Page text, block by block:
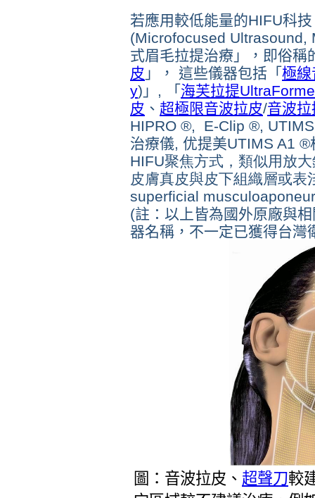
若應用較低能量的HIFU科
(Microfocused Ultrasound,
式眉毛拉提治療」，即俗稱
皮 」， 這些儀器包括「 極線
y)」, 「 海芙拉提
皮 、 超極限音波拉皮/音波拉
HIPRO ®, E-Clip ®,
治療儀, 优提美UTIMS A1
HIFU聚焦方式，類似用放
皮膚真皮與皮下組織層或表
superficial
(註：以上皆為國外原廠與
器名稱，不一定已獲得台灣
圖：音波拉皮、 超聲刀較